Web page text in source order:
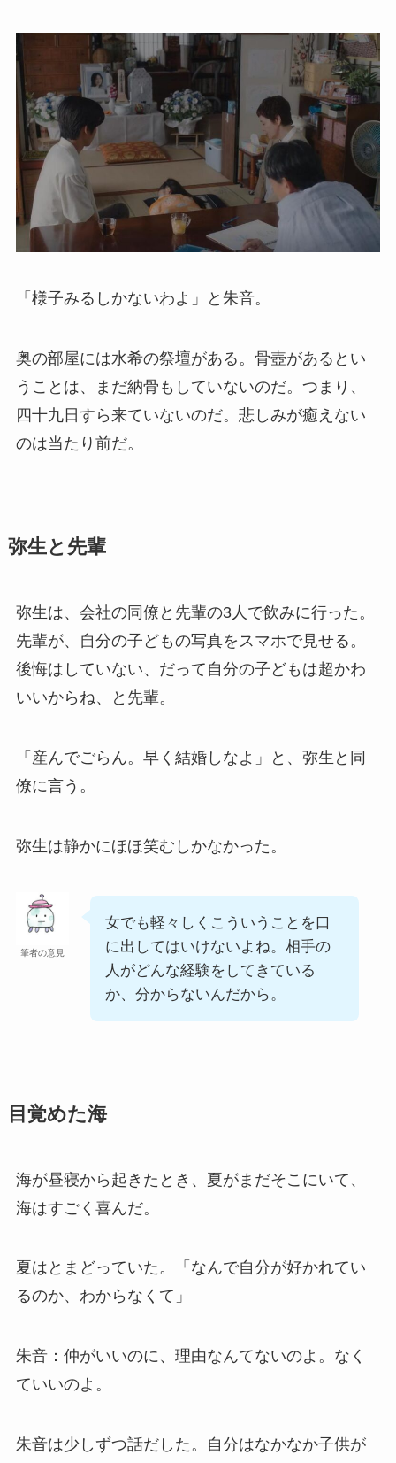
「様子みるしかないわよ」と朱音。
奥の部屋には水希の祭壇がある。骨壺があるとい
うことは、まだ納骨もしていないのだ。つまり、
四十九日すら来ていないのだ。悲しみが癒えない
のは当たり前だ。
弥生と先輩
弥生は、会社の同僚と先輩の3人で飲みに行った。
先輩が、自分の子どもの写真をスマホで見せる。
後悔はしていない、だって自分の子どもは超かわ
いいからね、と先輩。
「産んでごらん。早く結婚しなよ」と、弥生と同
僚に言う。
弥生は静かにほほ笑むしかなかった。
筆者の意見
女でも軽々しくこういうことを口
に出してはいけないよね。相手の
人がどんな経験をしてきている
か、分からないんだから。
目覚めた海
海が昼寝から起きたとき、夏がまだそこにいて、
海はすごく喜んだ。
夏はとまどっていた。「なんで自分が好かれてい
るのか、わからなくて」
朱音：仲がいいのに、理由なんてないのよ。なく
ていいのよ。
朱音は少しずつ話だした。自分はなかなか子供が